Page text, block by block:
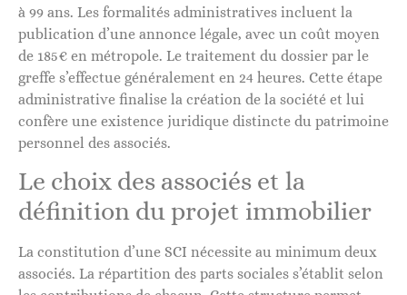
à 99 ans. Les formalités administratives incluent la
publication d’une annonce légale, avec un coût moyen
de 185€ en métropole. Le traitement du dossier par le
greffe s’effectue généralement en 24 heures. Cette étape
administrative finalise la création de la société et lui
confère une existence juridique distincte du patrimoine
personnel des associés.
Le choix des associés et la
définition du projet immobilier
La constitution d’une SCI nécessite au minimum deux
associés. La répartition des parts sociales s’établit selon